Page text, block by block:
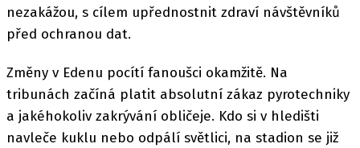
nezakážou, s cílem upřednostnit zdraví návštěvníků
před ochranou dat.
Změny v Edenu pocítí fanoušci okamžitě. Na
tribunách začíná platit absolutní zákaz pyrotechniky
a jakéhokoliv zakrývání obličeje. Kdo si v hledišti
navleče kuklu nebo odpálí světlici, na stadion se již